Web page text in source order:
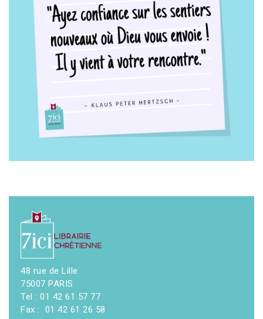
48 rue de Lille
75007 PARIS
Tel : 01 42 61 57 77
Fax : 01 42 61 26 58